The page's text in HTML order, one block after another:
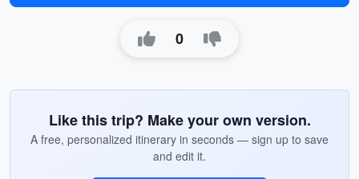
0
Like this trip? Make your own version.
A free, personalized itinerary in seconds — sign up to save
and edit it.